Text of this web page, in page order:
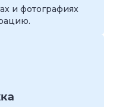
и фотографиях